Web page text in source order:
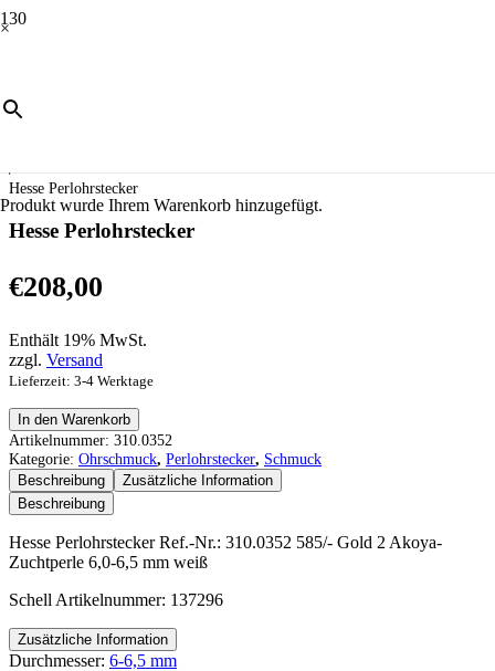
×
Produkt wurde Ihrem Warenkorb hinzugefügt.
Ohrschmuck
/
Hesse Perlohrstecker
Hesse Perlohrstecker
€208,00
Enthält 19% MwSt.
zzgl. Versand
Lieferzeit: 3-4 Werktage
Hesse
Perlohrstecker
Menge
In den Warenkorb
Artikelnummer: 310.0352
Kategorie: Ohrschmuck, Perlohrstecker, Schmuck
Beschreibung
Zusätzliche Information
Beschreibung
Hesse Perlohrstecker Ref.-Nr.: 310.0352 585/- Gold 2 Akoya-
Zuchtperle 6,0-6,5 mm weiß
Schell Artikelnummer: 137296
Zusätzliche Information
Durchmesser: 6-6,5 mm